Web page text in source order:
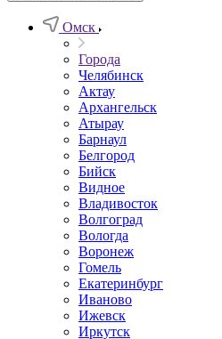
Омск
Города
Челябинск
Актау
Архангельск
Атырау
Барнаул
Белгород
Бийск
Видное
Владивосток
Волгоград
Вологда
Воронеж
Гомель
Екатеринбург
Иваново
Ижевск
Иркутск